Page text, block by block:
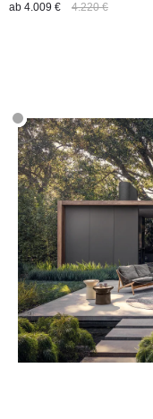
ab 4.009 € 4.220 €